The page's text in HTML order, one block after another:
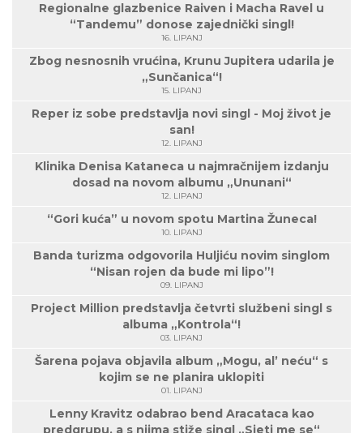
Regionalne glazbenice Raiven i Macha Ravel u
“Tandemu” donose zajednički singl!
16. LIPANJ
Zbog nesnosnih vrućina, Krunu Jupitera udarila je
„Sunčanica“!
15. LIPANJ
Reper iz sobe predstavlja novi singl - Moj život je
san!
12. LIPANJ
Klinika Denisa Kataneca u najmračnijem izdanju
dosad na novom albumu „Ununani“
12. LIPANJ
“Gori kuća” u novom spotu Martina Žuneca!
10. LIPANJ
Banda turizma odgovorila Huljiću novim singlom
“Nisan rojen da bude mi lipo”!
09. LIPANJ
Project Million predstavlja četvrti službeni singl s
albuma „Kontrola“!
03. LIPANJ
Šarena pojava objavila album „Mogu, al’ neću“ s
kojim se ne planira uklopiti
01. LIPANJ
Lenny Kravitz odabrao bend Aracataca kao
predgrupu, a s njima stiže singl „Sjeti me se“